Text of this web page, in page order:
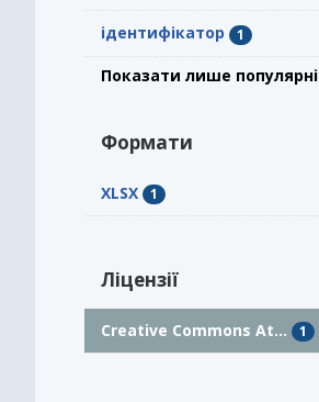
ідентифікатор 1
Показати лише популярні
Формати
XLSX 1
Ліцензії
Creative Commons At... 1